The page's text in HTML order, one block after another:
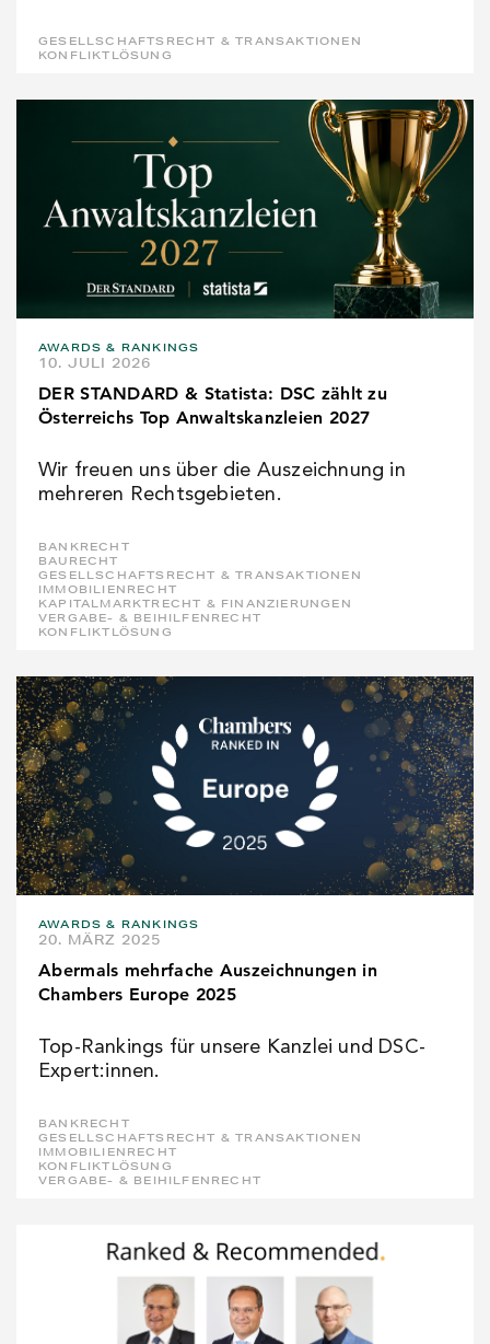
GESELLSCHAFTSRECHT & TRANSAKTIONEN
KONFLIKTLÖSUNG
AWARDS & RANKINGS
10. JULI 2026
DER STANDARD & Statista: DSC zählt zu
Österreichs Top Anwaltskanzleien 2027
Wir freuen uns über die Auszeichnung in
mehreren Rechtsgebieten.
BANKRECHT
BAURECHT
GESELLSCHAFTSRECHT & TRANSAKTIONEN
IMMOBILIENRECHT
KAPITALMARKTRECHT & FINANZIERUNGEN
VERGABE- & BEIHILFENRECHT
KONFLIKTLÖSUNG
AWARDS & RANKINGS
20. MÄRZ 2025
Abermals mehrfache Auszeichnungen in
Chambers Europe 2025
Top-Rankings für unsere Kanzlei und DSC-
Expert:innen.
BANKRECHT
GESELLSCHAFTSRECHT & TRANSAKTIONEN
IMMOBILIENRECHT
KONFLIKTLÖSUNG
VERGABE- & BEIHILFENRECHT